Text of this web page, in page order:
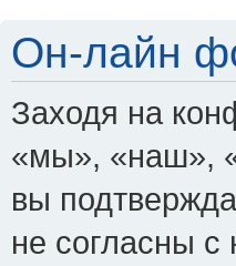
Он-лайн
Заходя на
«мы», «наш»,
вы
не согласны с